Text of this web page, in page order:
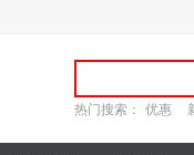
热门搜索： 优惠